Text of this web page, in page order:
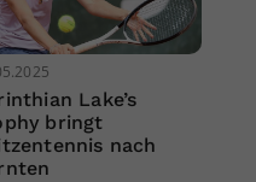
Lake’s
bringt
nach